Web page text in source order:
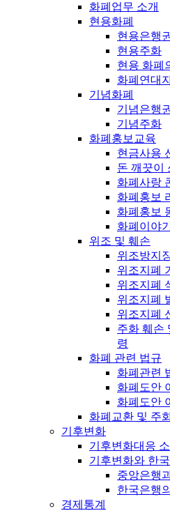
화폐업무 소개
현용화폐
현용은행권
현용주화
현용 화폐
화폐연대
기념화폐
기념은행권
기념주화
화폐홍보교육
현금사용
돈 깨끗이
화폐사랑
화폐홍보
화폐홍보
화폐이야기
위조 및 훼손
위조방지
위조지폐
위조지폐
위조지폐
위조지폐
주화 훼손
령
화폐 관련 법규
화폐관련
화폐도안
화폐도안
화폐교환 및 주
기후변화
기후변화대응
기후변화와 한
중앙은행
한국은행
경제통계